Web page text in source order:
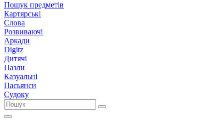
Пошук предметів
Картярські
Слова
Розвиваючі
Аркади
Digitz
Дитячі
Пазли
Казуальні
Пасьянси
Судоку